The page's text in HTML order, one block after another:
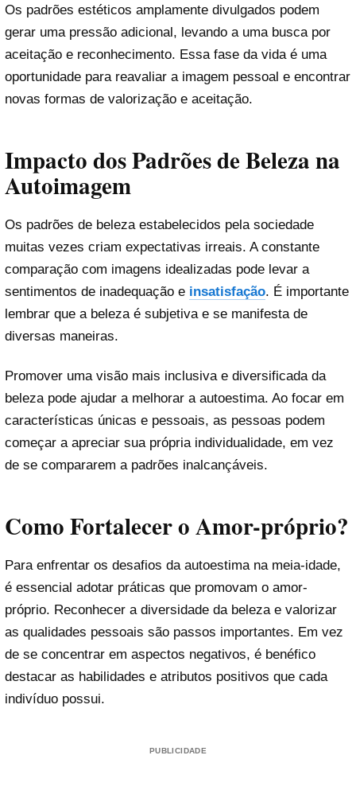
Os padrões estéticos amplamente divulgados podem
gerar uma pressão adicional, levando a uma busca por
aceitação e reconhecimento. Essa fase da vida é uma
oportunidade para reavaliar a imagem pessoal e encontrar
novas formas de valorização e aceitação.
Impacto dos Padrões de Beleza na
Autoimagem
Os padrões de beleza estabelecidos pela sociedade
muitas vezes criam expectativas irreais. A constante
comparação com imagens idealizadas pode levar a
sentimentos de inadequação e insatisfação. É importante
lembrar que a beleza é subjetiva e se manifesta de
diversas maneiras.
Promover uma visão mais inclusiva e diversificada da
beleza pode ajudar a melhorar a autoestima. Ao focar em
características únicas e pessoais, as pessoas podem
começar a apreciar sua própria individualidade, em vez
de se compararem a padrões inalcançáveis.
Como Fortalecer o Amor-próprio?
Para enfrentar os desafios da autoestima na meia-idade,
é essencial adotar práticas que promovam o amor-
próprio. Reconhecer a diversidade da beleza e valorizar
as qualidades pessoais são passos importantes. Em vez
de se concentrar em aspectos negativos, é benéfico
destacar as habilidades e atributos positivos que cada
indivíduo possui.
PUBLICIDADE